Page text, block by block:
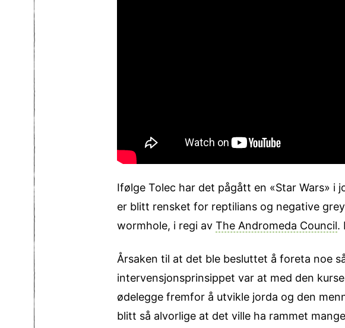
Ifølge Tolec har det pågått en «Star Wars»
er blitt rensket for reptilians og negative
wormhole, i regi av The Andromeda Council.
Årsaken til at det ble besluttet å foreta noe
intervensjonsprinsippet var at med den
ødelegge fremfor å utvikle jorda og den
blitt så alvorlige at det ville ha rammet